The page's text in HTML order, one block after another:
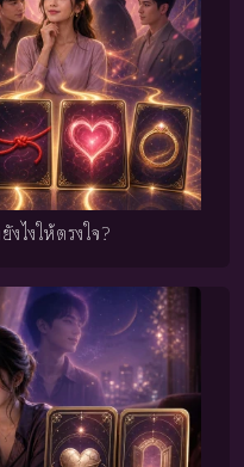
ไงให้ตรงใจ?